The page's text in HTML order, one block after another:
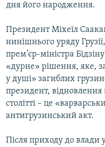
дня його народження.
Президент Міхеїл
нинішнього уряду
прем’єр-міністра
«дурне» рішення, яке,
у душі» загиблих
президент, відновлення
столітті – це
антигрузинський акт.
Після приходу до влади у